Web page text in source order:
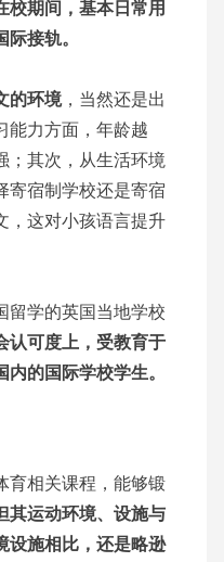
校期间，基本日常用
接轨。
的环境，当然还是出
能力方面，年龄越
；其次，从生活环境
寄宿制学校还是寄宿
，这对小孩语言提升
留学的英国当地学校
认可度上，受教育于
的国际学校学生。
育相关课程，能够锻
其运动环境、设施与
设施相比，还是略逊